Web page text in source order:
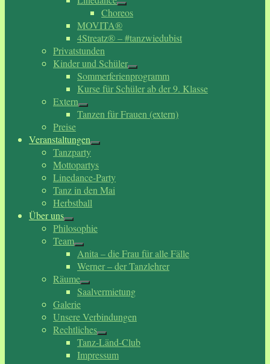
Choreos
MOVITA®
4Streatz® – #tanzwiedubist
Privatstunden
Kinder und Schüler
Sommerferienprogramm
Kurse für Schüler ab der 9. Klasse
Extern
Tanzen für Frauen (extern)
Preise
Veranstaltungen
Tanzparty
Mottopartys
Linedance-Party
Tanz in den Mai
Herbstball
Über uns
Philosophie
Team
Anita – die Frau für alle Fälle
Werner – der Tanzlehrer
Räume
Saalvermietung
Galerie
Unsere Verbindungen
Rechtliches
Tanz-Länd-Club
Impressum